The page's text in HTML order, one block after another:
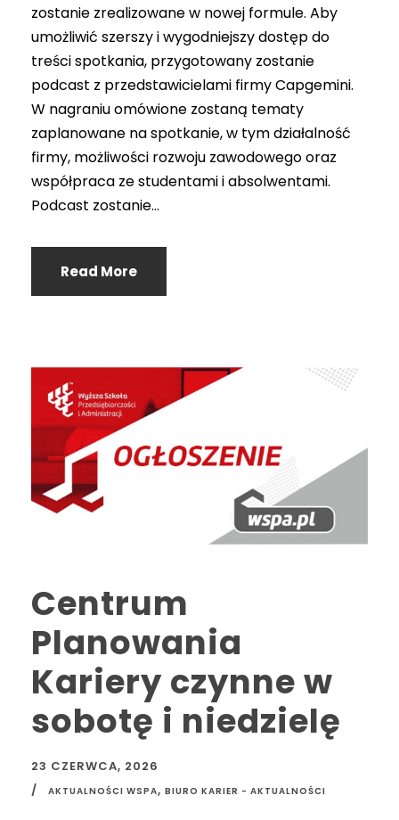
zostanie zrealizowane w nowej formule. Aby
umożliwić szerszy i wygodniejszy dostęp do
treści spotkania, przygotowany zostanie
podcast z przedstawicielami firmy Capgemini.
W nagraniu omówione zostaną tematy
zaplanowane na spotkanie, w tym działalność
firmy, możliwości rozwoju zawodowego oraz
współpraca ze studentami i absolwentami.
Podcast zostanie...
Read More
Centrum
Planowania
Kariery czynne w
sobotę i niedzielę
23 CZERWCA, 2026
AKTUALNOŚCI WSPA, BIURO KARIER - AKTUALNOŚCI